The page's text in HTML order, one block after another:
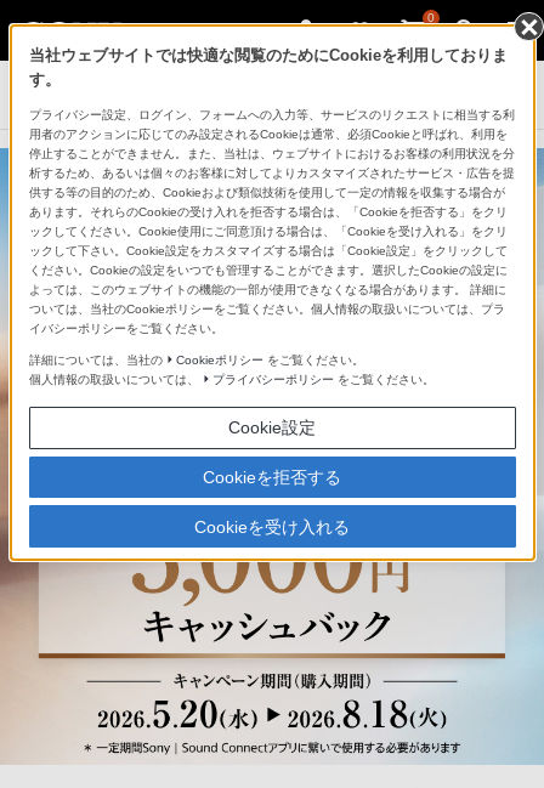
0
ヘッドホン
当社ウェブサイトでは快適な閲覧のためにCookieを利用しておりま
す。
プライバシー設定、ログイン、フォームへの入力等、サービスのリクエストに相当する利
用者のアクションに応じてのみ設定されるCookieは通常、必須Cookieと呼ばれ、利用を
停止することができません。また、当社は、ウェブサイトにおけるお客様の利用状況を分
析するため、あるいは個々のお客様に対してよりカスタマイズされたサービス・広告を提
供する等の目的のため、Cookieおよび類似技術を使用して一定の情報を収集する場合が
あります。それらのCookieの受け入れを拒否する場合は、「Cookieを拒否する」をクリ
ックしてください。Cookie使用にご同意頂ける場合は、「Cookieを受け入れる」をクリ
ックして下さい。Cookie設定をカスタマイズする場合は「Cookie設定」をクリックして
ください。Cookieの設定をいつでも管理することができます。選択したCookieの設定に
よっては、このウェブサイトの機能の一部が使用できなくなる場合があります。 詳細に
ついては、当社のCookieポリシーをご覧ください。個人情報の取扱いについては、プラ
イバシーポリシーをご覧ください。
詳細については、当社の Cookieポリシー をご覧ください。
個人情報の取扱いについては、
プライバシーポリシー をご覧ください。
Cookie設定
Cookieを拒否する
Cookieを受け入れる